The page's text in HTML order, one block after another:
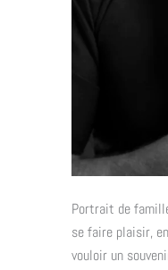
Portrait de
se faire plaisir,
vouloir un